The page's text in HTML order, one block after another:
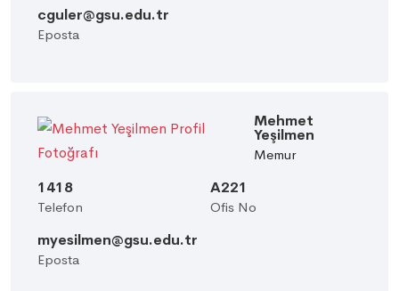
cguler@gsu.edu.tr
Eposta
Mehmet
Yeşilmen
Memur
1418
Telefon
A221
Ofis No
myesilmen@gsu.edu.tr
Eposta